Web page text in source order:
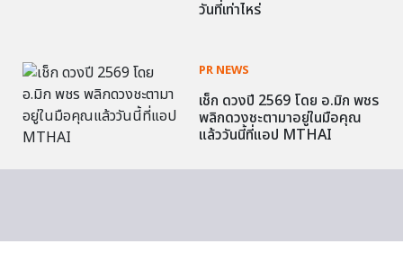
วันที่เท่าไหร่
PR NEWS
เช็ก ดวงปี 2569 โดย อ.มิก พชร
พลิกดวงชะตามาอยู่ในมือคุณ
แล้ววันนี้ที่แอป MTHAI